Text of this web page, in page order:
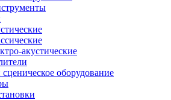
акустические
оборудование